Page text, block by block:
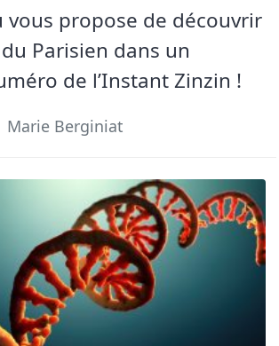
vous propose de découvrir
Parisien dans un
de l’Instant Zinzin !
Marie Berginiat